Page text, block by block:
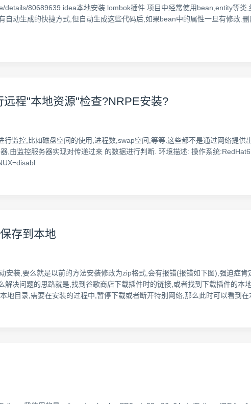
80689639 idea本地安装 lombok插件 项目中经常使用bean,entity等
自动生成的快捷方式,但自动生成这些代码后,如果bean中的属性一旦有修改.
程"本地资源"检查?NRPE安装?
监控,比如磁盘空间的使用,进程数,swap空间,等等.这些都不是通过网络提供
,由监控服务器实现对传递过来 的数据进行判断. 环境描述: 操作系统
存到本地
安装,要么就是以前的方法安装修改为zip格式,会有报错(报错如下图),强迫症
解决问题的思路就是,找到谷歌商店下载插件时的链接,或者找到下载插件的本
地目录,需要在安装的过程中,暂停下载或者断开特别网络,那么此时可以看到